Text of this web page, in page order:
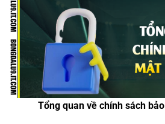
Tổng quan về chính sách